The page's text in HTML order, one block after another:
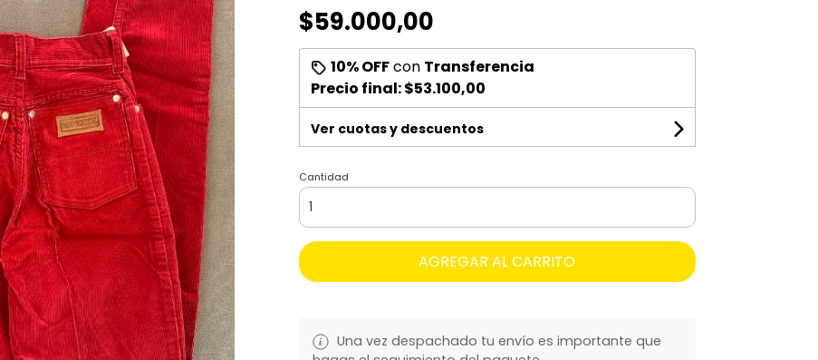
$59.000,00
10% OFFcon Transferencia
Precio final:$53.100,00
Ver cuotas y descuentos
Cantidad
AGREGAR AL CARRITO
Una vez despachado tu envío es importante que